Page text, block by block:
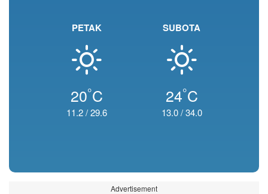
PETAK
20°C
11.2/29.6
SUBOTA
24°C
13.0/34.0
Advertisement